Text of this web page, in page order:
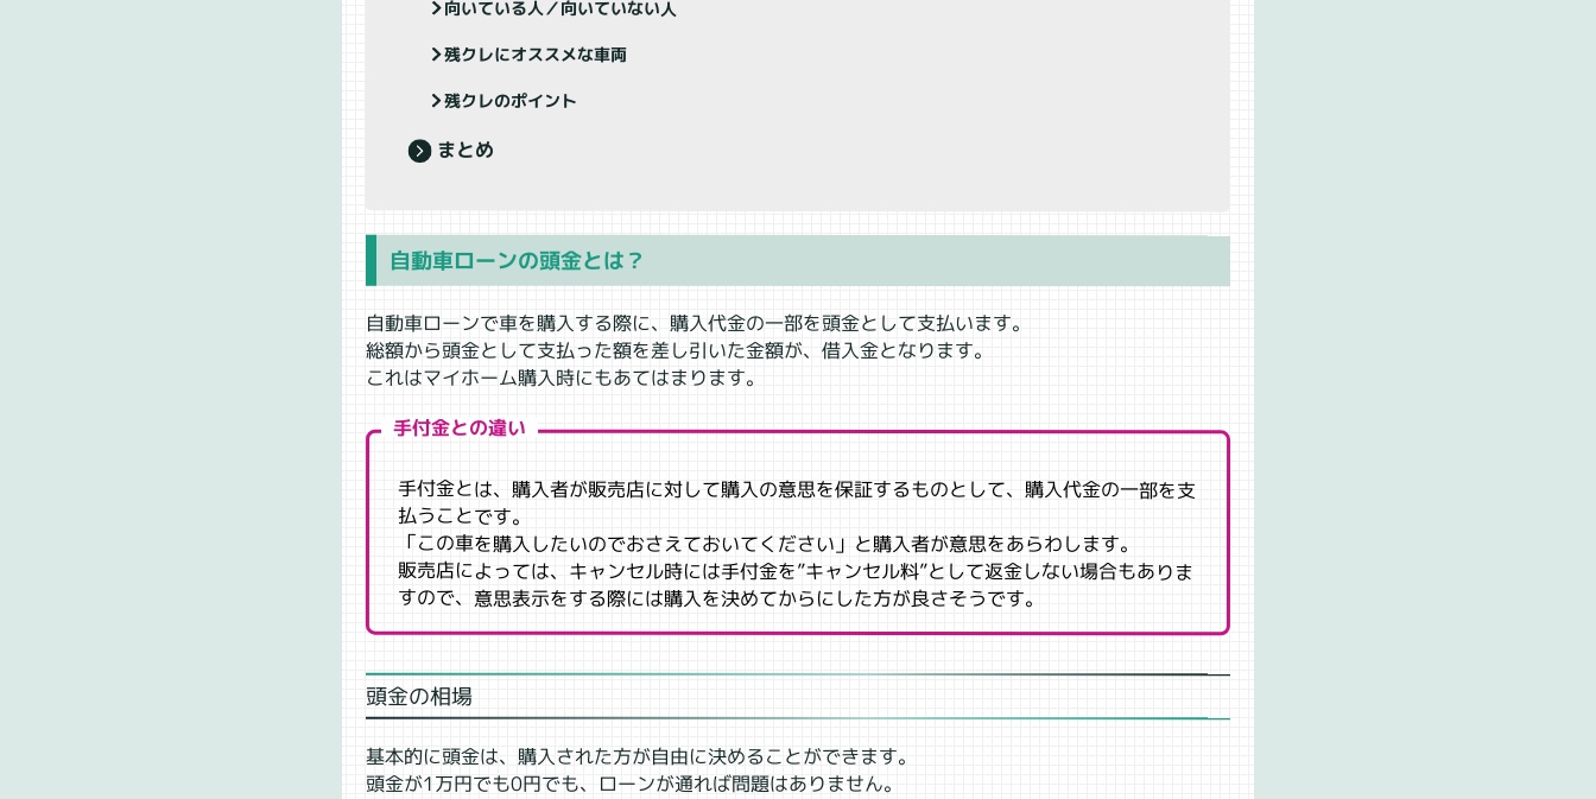
向いている人／向いていない人
残クレにオススメな車両
残クレのポイント
まとめ
自動車ローンの頭金とは？
自動車ローンで車を購入する際に、購入代金の一部を頭金として支払います。
総額から頭金として支払った額を差し引いた金額が、借入金となります。
これはマイホーム購入時にもあてはまります。
手付金との違い
手付金とは、購入者が販売店に対して購入の意思を保証するものとして、購入代金の一部を支
払うことです。
「この車を購入したいのでおさえておいてください」と購入者が意思をあらわします。
販売店によっては、キャンセル時には手付金を”キャンセル料”として返金しない場合もありま
すので、意思表示をする際には購入を決めてからにした方が良さそうです。
頭金の相場
基本的に頭金は、購入された方が自由に決めることができます。
頭金が1万円でも0円でも、ローンが通れば問題はありません。